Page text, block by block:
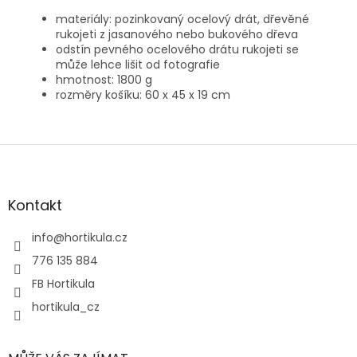
materiály: pozinkovaný ocelový drát, dřevěné
rukojeti z jasanového nebo bukového dřeva
odstín pevného ocelového drátu rukojeti se
může lehce lišit od fotografie
hmotnost: 1800 g
rozměry košíku: 60 x 45 x 19 cm
Z
aKontakt
info@hortikula.cz
776 135 884
FB Hortikula
hortikula_cz